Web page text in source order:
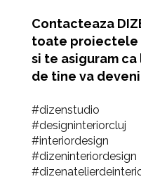
Contacteaza
toate proiectele
si te asiguram
de tine va
#dizenstudio
#designinteriorcluj
#interiordesign
#dizeninteriordesign